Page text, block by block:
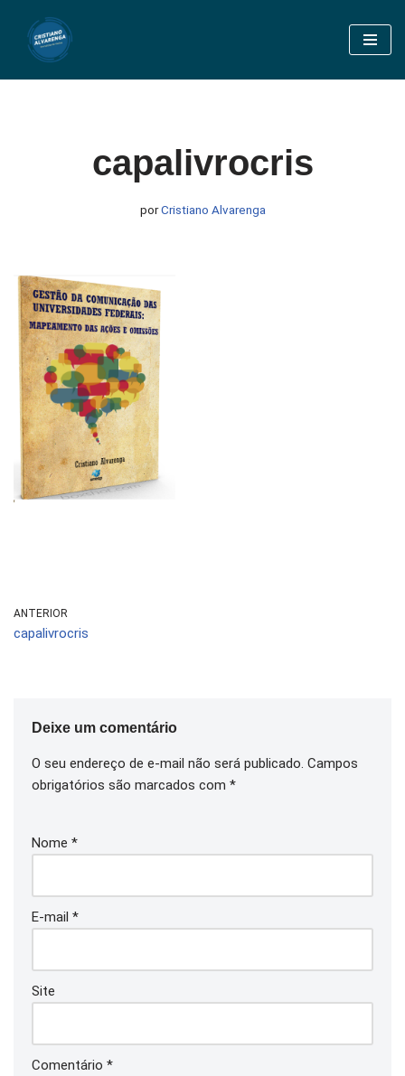
Pular
capalivrocris
porCristiano Alvarenga
ANTERIOR
capalivrocris
Deixe um comentário
O seu endereço de e-mail não será publicado. Campos
obrigatórios são marcados com *
Nome *
E-mail *
Site
Comentário *